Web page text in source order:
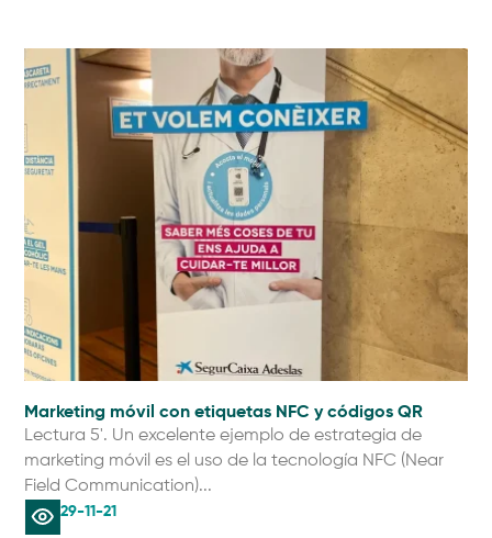
Marketing móvil con etiquetas NFC y códigos QR
Lectura 5'. Un excelente ejemplo de estrategia de
marketing móvil es el uso de la tecnología NFC (Near
Field Communication)...
29-11-21